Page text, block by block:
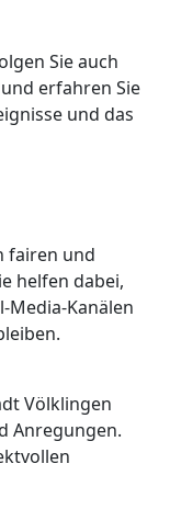
Sie auch
erfahren Sie
und das
fairen und
helfen dabei,
Media-Kanälen
Völklingen
Anregungen.